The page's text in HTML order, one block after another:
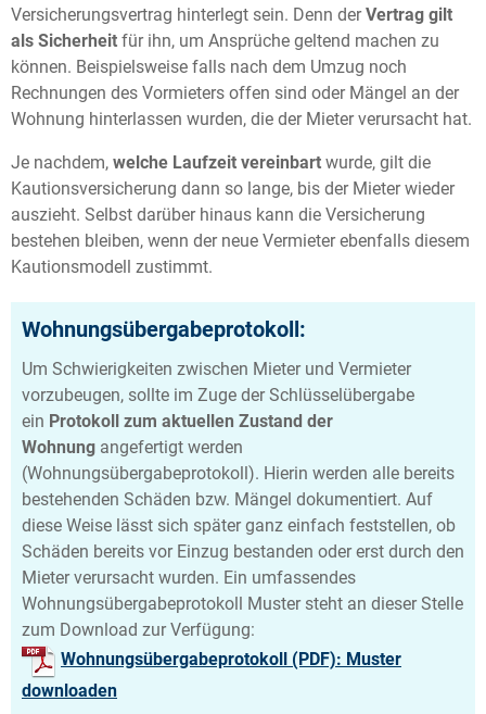
Versicherungsvertrag hinterlegt sein. Denn derVertrag gilt
als Sicherheit für ihn, um Ansprüche geltend machen zu
können. Beispielsweise falls nach dem Umzug noch
Rechnungen des Vormieters offen sind oder Mängel an der
Wohnung hinterlassen wurden, die der Mieter verursacht hat.
Je nachdem, welche Laufzeit vereinbart wurde, gilt die
Kautionsversicherung dann so lange, bis der Mieter wieder
auszieht. Selbst darüber hinaus kann die Versicherung
bestehen bleiben, wenn der neue Vermieter ebenfalls diesem
Kautionsmodell zustimmt.
Wohnungsübergabeprotokoll:
Um Schwierigkeiten zwischen Mieter und Vermieter
vorzubeugen, sollte im Zuge der Schlüsselübergabe
ein Protokoll zum aktuellen Zustand der
Wohnung angefertigt werden
(Wohnungsübergabeprotokoll). Hierin werden alle bereits
bestehenden Schäden bzw. Mängel dokumentiert. Auf
diese Weise lässt sich später ganz einfach feststellen, ob
Schäden bereits vor Einzug bestanden oder erst durch den
Mieter verursacht wurden. Ein umfassendes
Wohnungsübergabeprotokoll Muster steht an dieser Stelle
zum Download zur Verfügung:
Wohnungsübergabeprotokoll (PDF): Muster
downloaden